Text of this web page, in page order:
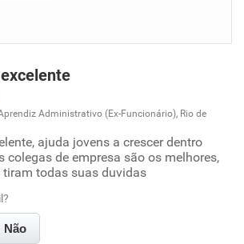
esta empresa
a diretoria
vida familiar
Administrativo (Ex-Funcionário), Rio de
ajuda jovens a crescer dentro
colegas de empresa são os melhores,
todas suas duvidas
Não